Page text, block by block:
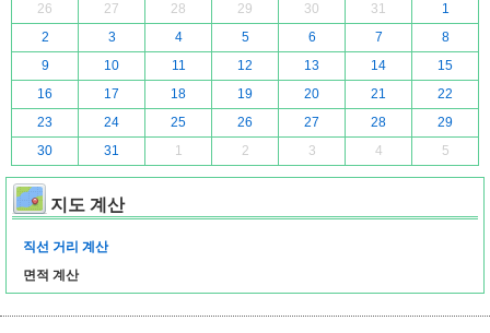
26
27 28 29 30 31
1
2
3 4 5 6 7
8
9
10 11 12 13 14
15
16
17 18 19 20 21
22
23
24 25 26 27 28
29
30
31 1 2 3 4 5
지도 계산
직선 거리 계산
면적 계산